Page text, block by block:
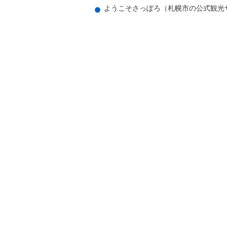
ようこそさっぽろ（札幌市の公式観光